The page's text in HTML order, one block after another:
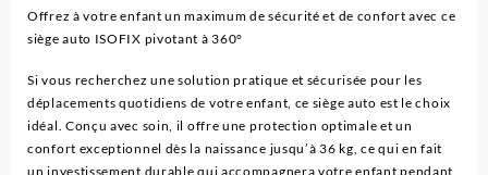
|
Anna
Offrez à votre enfant un maximum de sécurité et de confort avec ce
siège auto ISOFIX pivotant à 360°
Si vous recherchez une solution pratique et sécurisée pour les
déplacements quotidiens de votre enfant, ce siège auto est le choix
idéal. Conçu avec soin, il offre une protection optimale et un
confort exceptionnel dès la naissance jusqu’à 36 kg, ce qui en fait
un investissement durable qui accompagnera votre enfant pendant